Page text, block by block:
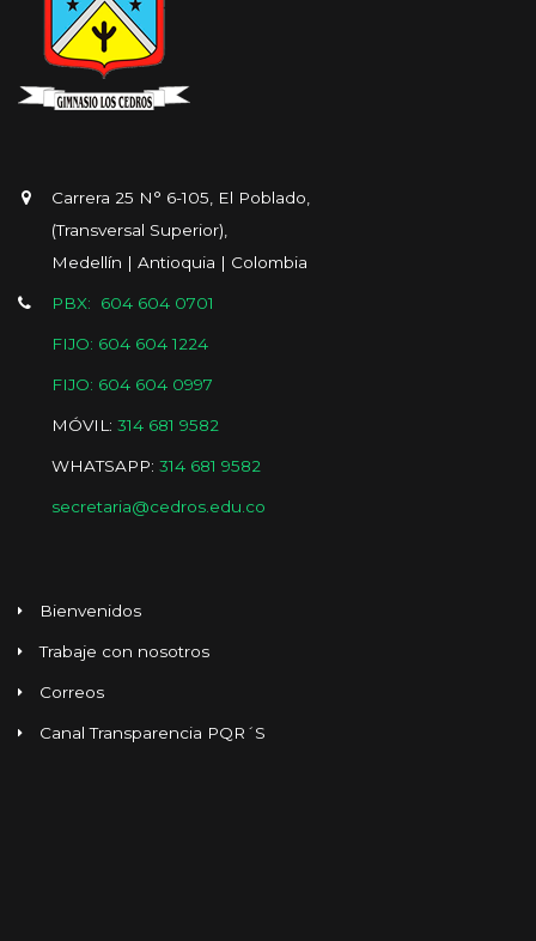
Carrera 25 N° 6-105, El Poblado,
(Transversal Superior),
Medellín | Antioquia | Colombia
PBX: 604 604 0701
FIJO: 604 604 1224
FIJO: 604 604 0997
MÓVIL: 314 681 9582
WHATSAPP: 314 681 9582
secretaria@cedros.edu.co
Bienvenidos
Trabaje con nosotros
Correos
Canal Transparencia PQR´S